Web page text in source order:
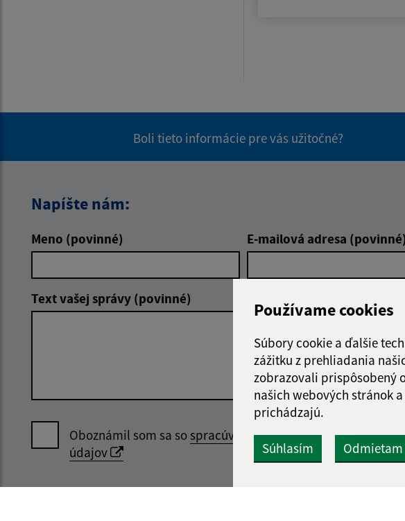
Používame cookies
Súbory cookie a ďalšie
zážitku z prehliadania
zobrazovali prispôsobený
našich webových stránok
prichádzajú.
Súhlasím Odmietam
Boli tieto informácie pre vás užitočné?
Napíšte nám:
Meno (povinné) E-mailová adresa (povinné)
Text vašej správy (povinné)
Oboznámil som sa sospracúvaním osobných
údajov